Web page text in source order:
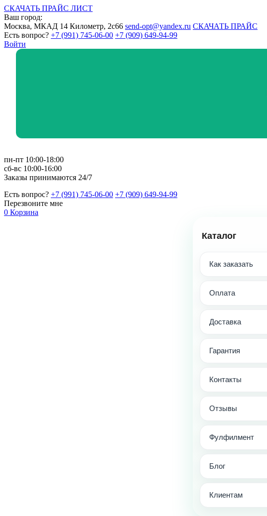
СКАЧАТЬ ПРАЙС ЛИСТ
Ваш город:
Москва, МКАД 14 Километр, 2с66 send-opt@yandex.ru СКАЧАТЬ ПРАЙС
Есть вопрос? +7 (991) 745-06-00 +7 (909) 649-94-99
Войти
пн-пт 10:00-18:00
сб-вс 10:00-16:00
Заказы принимаются 24/7
Есть вопрос? +7 (991) 745-06-00 +7 (909) 649-94-99
Перезвоните мне
0 Корзина
Каталог
Как заказать
Оплата
Доставка
Гарантия
Контакты
Отзывы
Фулфилмент
Блог
Клиентам